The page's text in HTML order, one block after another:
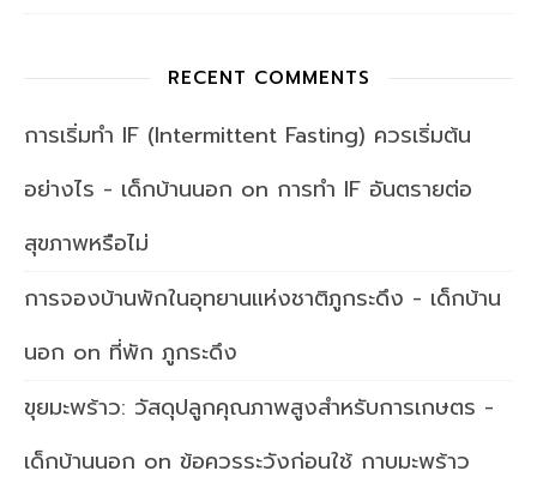
RECENT COMMENTS
การเริ่มทำ IF (Intermittent Fasting) ควรเริ่มต้น
อย่างไร - เด็กบ้านนอก on การทำ IF อันตรายต่อ
สุขภาพหรือไม่
การจองบ้านพักในอุทยานแห่งชาติภูกระดึง - เด็กบ้าน
นอก on ที่พัก ภูกระดึง
ขุยมะพร้าว: วัสดุปลูกคุณภาพสูงสำหรับการเกษตร -
เด็กบ้านนอก on ข้อควรระวังก่อนใช้ กาบมะพร้าว